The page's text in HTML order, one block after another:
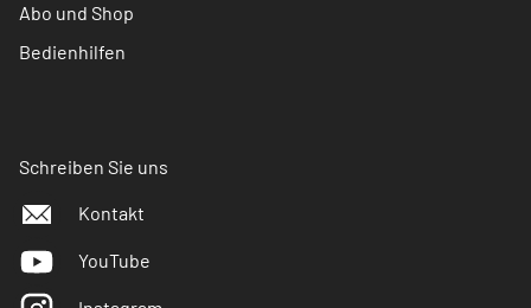
Abo und Shop
Bedienhilfen
Schreiben Sie uns
Kontakt
YouTube